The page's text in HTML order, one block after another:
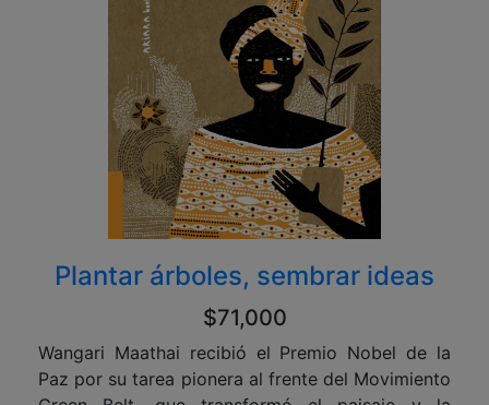
Plantar árboles, sembrar ideas
$71,000
Wangari Maathai recibió el Premio Nobel de la
Paz por su tarea pionera al frente del Movimiento